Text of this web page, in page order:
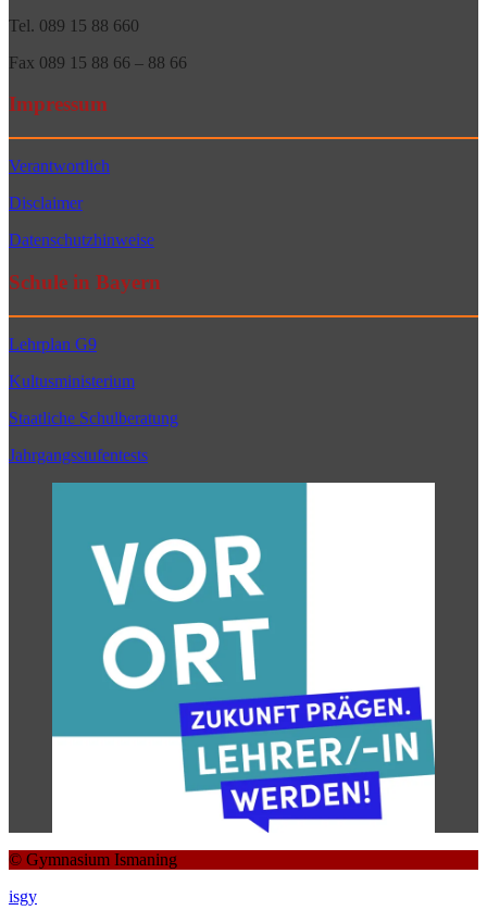
Tel. 089 15 88 660
Fax 089 15 88 66 – 88 66
Impressum
Verantwortlich
Disclaimer
Datenschutzhinweise
Schule in Bayern
Lehrplan G9
Kultusministerium
Staatliche Schulberatung
Jahrgangsstufentests
© Gymnasium Ismaning
isgy